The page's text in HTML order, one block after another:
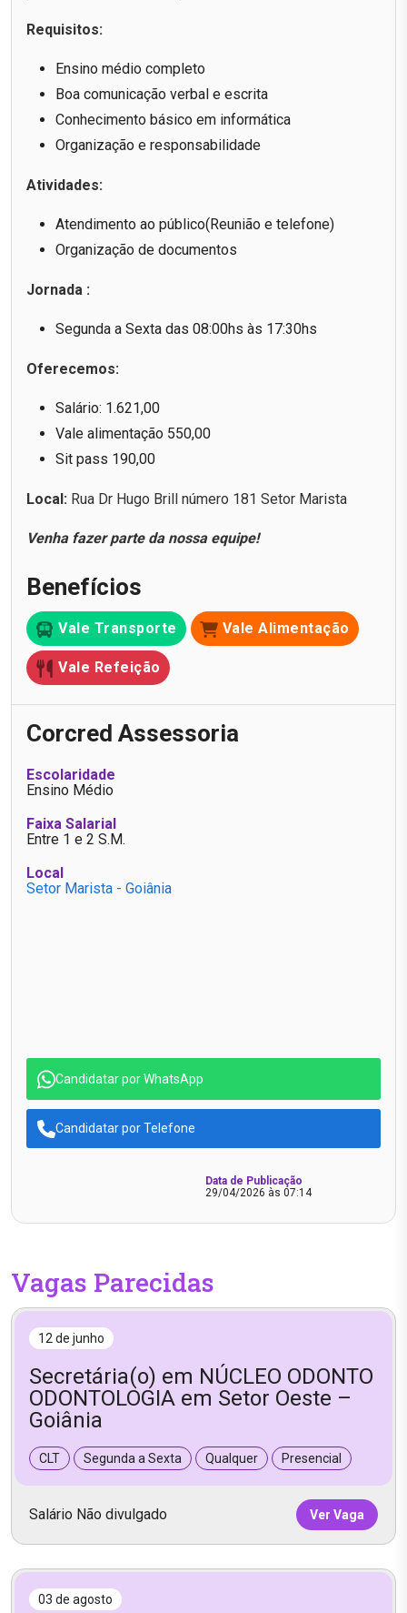
Requisitos:
Ensino médio completo
Boa comunicação verbal e escrita
Conhecimento básico em informática
Organização e responsabilidade
Atividades:
Atendimento ao público(Reunião e telefone)
Organização de documentos
Jornada :
Segunda a Sexta das 08:00hs às 17:30hs
Oferecemos:
Salário: 1.621,00
Vale alimentação 550,00
Sit pass 190,00
Local: Rua Dr Hugo Brill número 181 Setor Marista
Venha fazer parte da nossa equipe!
Benefícios
Vale Transporte Vale Alimentação
Vale Refeição
Corcred Assessoria
Escolaridade
Ensino Médio
Faixa Salarial
Entre 1 e 2 S.M.
Local
Setor Marista - Goiânia
Candidatar por WhatsApp
Candidatar por Telefone
Data de Publicação
29/04/2026 às 07:14
Vagas Parecidas
12 de junho
Secretária(o) em NÚCLEO ODONTO
ODONTOLOGIA em Setor Oeste –
Goiânia
CLT Segunda a Sexta Qualquer Presencial
Salário Não divulgado Ver Vaga
03 de agosto